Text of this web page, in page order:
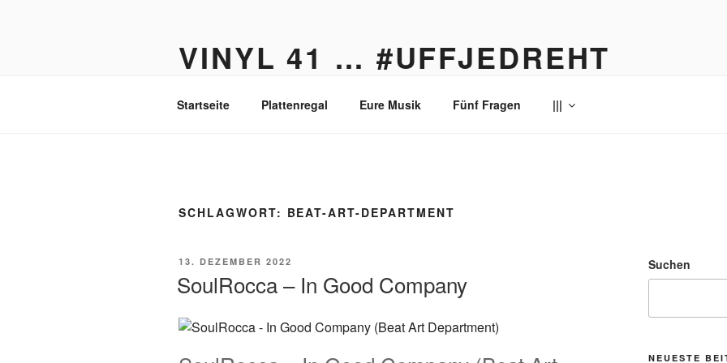
VINYL 41 … #UFFJEDREHT
Startseite Plattenregal Eure Musik Fünf Fragen |||
SCHLAGWORT: BEAT-ART-DEPARTMENT
VERÖFFENTLICHT
13. DEZEMBER 2022
SoulRocca – In Good Company
Suchen
NEUESTE